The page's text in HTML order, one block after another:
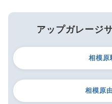
アップガレージ
相模原
相模原